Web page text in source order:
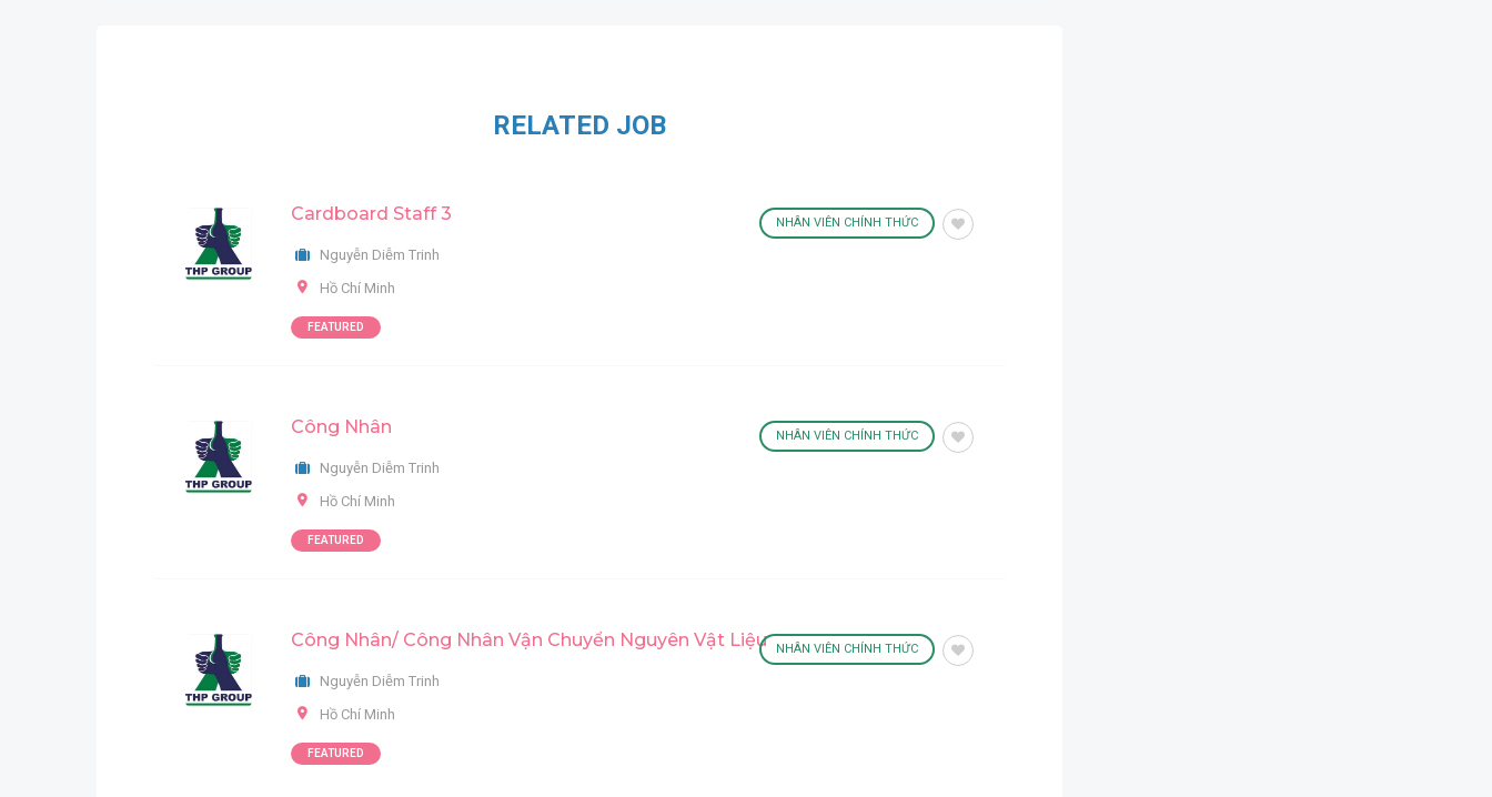
RELATED JOB
Cardboard Staff 3
Nguyễn Diễm Trinh
Hồ Chí Minh
FEATURED
NHÂN VIÊN CHÍNH THỨC
Công Nhân
Nguyễn Diễm Trinh
Hồ Chí Minh
FEATURED
NHÂN VIÊN CHÍNH THỨC
Công Nhân/ Công Nhân Vận Chuyển Nguyên Vật Liệu
Nguyễn Diễm Trinh
Hồ Chí Minh
FEATURED
NHÂN VIÊN CHÍNH THỨC